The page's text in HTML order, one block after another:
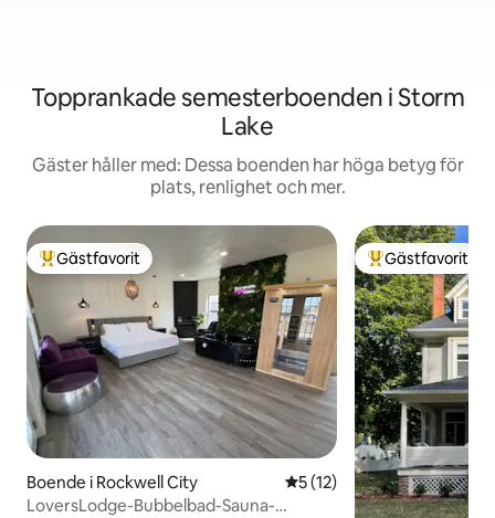
Topprankade semesterboenden i Storm
Lake
Gäster håller med: Dessa boenden har höga betyg för
plats, renlighet och mer.
Populär gästfavorit
Gästfavorit
Boende i Rockwell City 5 av 5 i genomsnittligt
5 (12)
LoversLodge-Bubbelbad-Sauna-
Populär
Gästfavorit